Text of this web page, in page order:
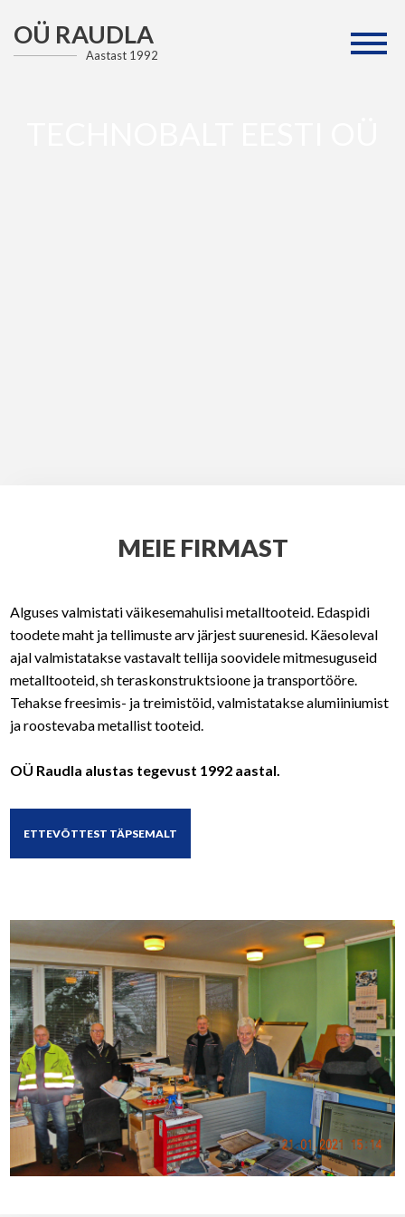
OÜ RAUDLA
Aastast 1992
MEIE FIRMAST
Alguses valmistati väikesemahulisi metalltooteid. Edaspidi
toodete maht ja tellimuste arv järjest suurenesid. Käesoleval
ajal valmistatakse vastavalt tellija soovidele mitmesuguseid
metalltooteid, sh teraskonstruktsioone ja transportööre.
Tehakse freesimis- ja treimistöid, valmistatakse alumiiniumist
ja roostevaba metallist tooteid.
OÜ Raudla alustas tegevust 1992 aastal.
ETTEVÕTTEST TÄPSEMALT